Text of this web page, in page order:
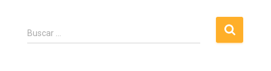
B
u
Buscar …